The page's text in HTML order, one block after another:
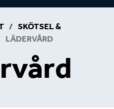
/ SKÖTSEL &
LÄDERVÅRD